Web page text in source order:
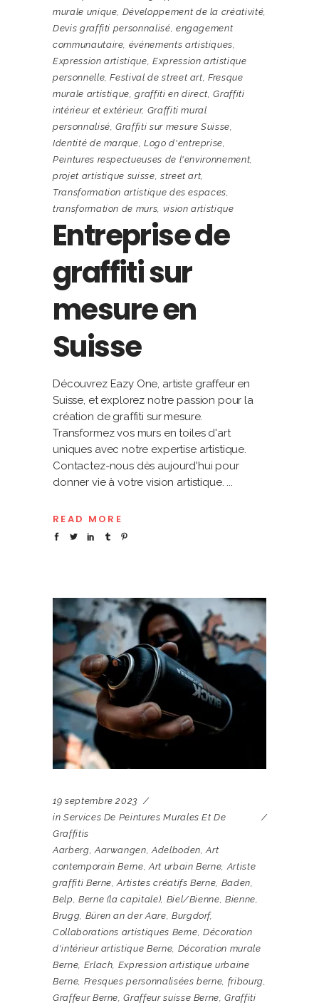
murale unique Développement de la créativité
Devis graffiti personnalisé engagement
communautaire événements artistiques
Expression artistique Expression artistique
personnelle ,Festival de street art ,Fresque
murale artistique ,graffiti en direct ,Graffiti
intérieur et extérieur, Graffiti mural
personnalisé ,Graffiti sur mesure Suisse
Identité de marque ,Logo d'entreprise
Peintures respectueuses de l'environnement
projet artistique suisse street art
Transformation artistique des espaces
transformation de murs vision artistique
Entreprise de
graffiti sur
mesure en
Suisse
Découvrez Eazy One, artiste graffeur en
Suisse, et explorez notre passion pour la
création de graffiti sur mesure.
Transformez vos murs en toiles d'art
uniques avec notre expertise artistique.
Contactez-nous dès aujourd'hui pour
donner vie à votre vision artistique.
READ MORE
19 septembre 2023
in Services De Peintures Murales Et De
Graffitis
Aarberg,Aarwangen,Adelboden,Art
contemporain Berne,Art urbain Berne,Artiste
graffiti Berne,Artistes créatifs Berne, Baden,
Belp, Berne (la capitale), Biel/Bienne,Bienne,
Brugg, Büren an der Aare, Burgdorf,
Collaborations artistiques Berne,Décoration
d'intérieur artistique Berne, Décoration murale
Berne, Erlach, Expression artistique urbaine
Berne, Fresques personnalisées berne, fribourg,
Graffeur Berne,Graffeur suisse Berne,Graffiti